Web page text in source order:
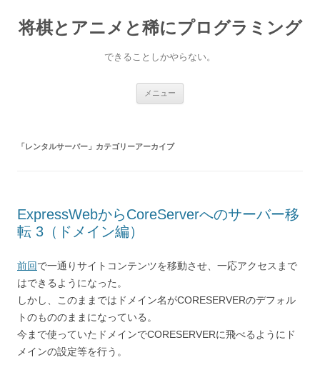
テ
ン
将棋とアニメと稀にプログラミング
できることしかやらない。
メニュー
「レンタルサーバー 」カテゴリーアーカイブ
ExpressWebからCoreServerへのサーバー移
転 3（ドメイン編）
前回で一通りサイトコンテンツを移動させ、一応アクセスまで
はできるようになった。
しかし、このままではドメイン名がCORESERVERのデフォル
トのもののままになっている。
今まで使っていたドメインでCORESERVERに飛べるようにド
メインの設定等を行う。